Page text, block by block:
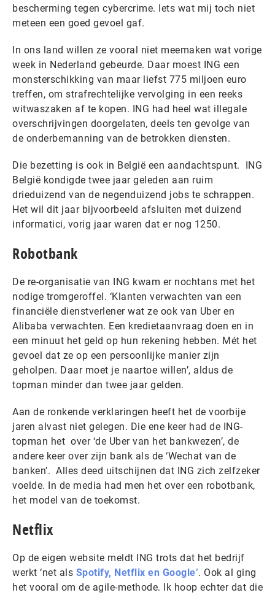
bescherming tegen cybercrime. Iets wat mij toch niet
meteen een goed gevoel gaf.
In ons land willen ze vooral niet meemaken wat vorige
week in Nederland gebeurde. Daar moest ING een
monsterschikking van maar liefst 775 miljoen euro
treffen, om strafrechtelijke vervolging in een reeks
witwaszaken af te kopen. ING had heel wat illegale
overschrijvingen doorgelaten, deels ten gevolge van
de onderbemanning van de betrokken diensten.
Die bezetting is ook in België een aandachtspunt. ING
België kondigde twee jaar geleden aan ruim
drieduizend van de negenduizend jobs te schrappen.
Het wil dit jaar bijvoorbeeld afsluiten met duizend
informatici, vorig jaar waren dat er nog 1250.
Robotbank
De re-organisatie van ING kwam er nochtans met het
nodige tromgeroffel. ‘Klanten verwachten van een
financiële dienstverlener wat ze ook van Uber en
Alibaba verwachten. Een kredietaanvraag doen en in
een minuut het geld op hun rekening hebben. Mét het
gevoel dat ze op een persoonlijke manier zijn
geholpen. Daar moet je naartoe willen’, aldus de
topman minder dan twee jaar gelden.
Aan de ronkende verklaringen heeft het de voorbije
jaren alvast niet gelegen. Die ene keer had de ING-
topman het over ‘de Uber van het bankwezen’, de
andere keer over zijn bank als de ‘Wechat van de
banken’. Alles deed uitschijnen dat ING zich zelfzeker
voelde. In de media had men het over een robotbank,
het model van de toekomst.
Netflix
Op de eigen website meldt ING trots dat het bedrijf
werkt ‘net als Spotify, Netflix en Google’. Ook al ging
het vooral om de agile-methode. Ik hoop echter dat die